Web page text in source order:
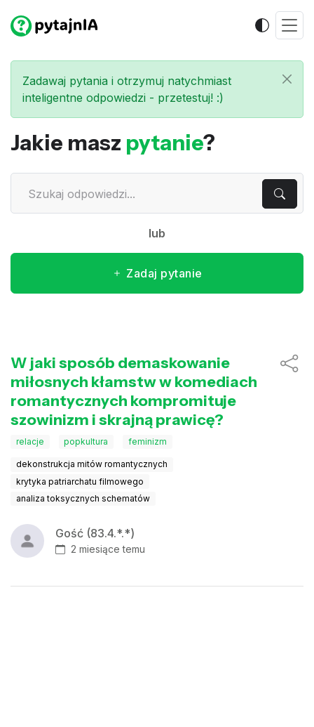
Zadawaj pytania i otrzymuj natychmiast
inteligentne odpowiedzi - przetestuj! :)
Jakie masz pytanie?
lub
Zadaj pytanie
W jaki sposób demaskowanie
miłosnych kłamstw w komediach
romantycznych kompromituje
szowinizm i skrajną prawicę?
relacje popkultura feminizm
dekonstrukcja mitów romantycznych
krytyka patriarchatu filmowego
analiza toksycznych schematów
Gość (83.4.*.*)
2 miesiące temu